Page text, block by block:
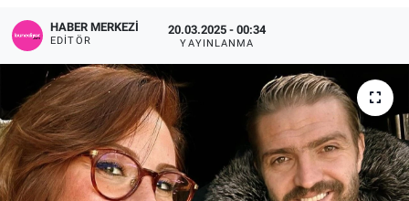
HABER MERKEZI
EDITÖR
20.03.2025 - 00:34
YAYINLANMA
Tv Medya